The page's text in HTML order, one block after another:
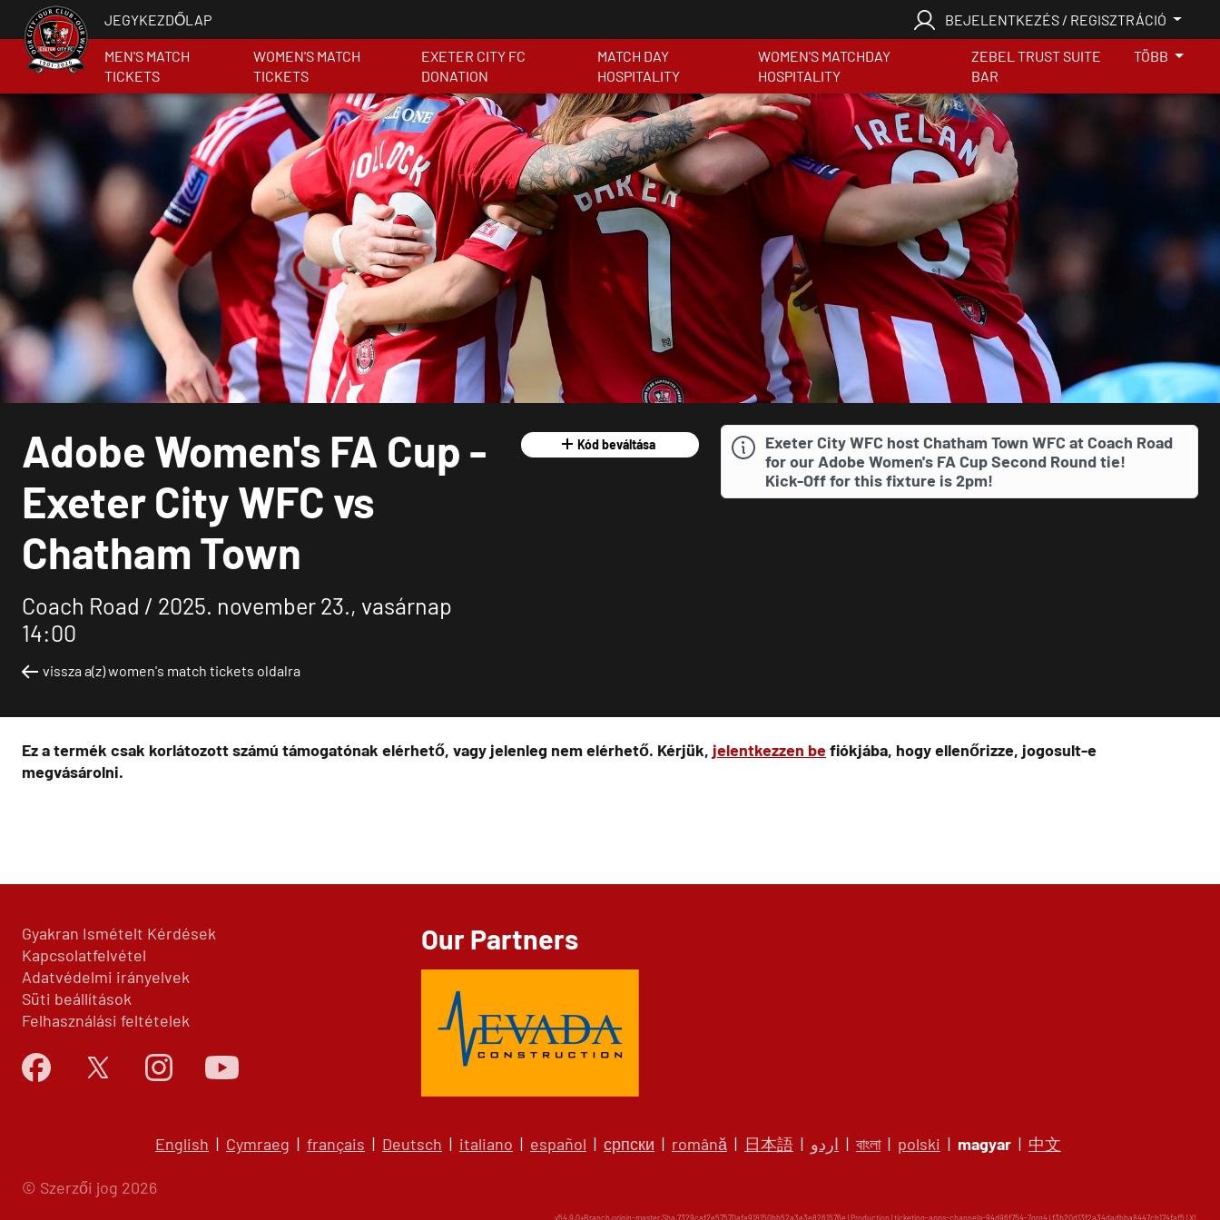
JEGYKEZDŐLAP BEJELENTKEZÉS / REGISZTRÁCIÓ
MEN'S MATCH
TICKETS
WOMEN'S MATCH
TICKETS
EXETER CITY FC
DONATION
MATCH DAY
HOSPITALITY
WOMEN'S MATCHDAY
HOSPITALITY
ZEBEL TRUST SUITE
BAR
TÖBB
Adobe Women's FA Cup -
Exeter City WFC vs
Chatham Town
Coach Road / 2025. november 23., vasárnap
14:00
vissza a(z) women's match tickets oldalra
Kód beváltása
Exeter City WFC host Chatham Town WFC at Coach Road
for our Adobe Women's FA Cup Second Round tie!
Kick-Off for this fixture is 2pm!
Ez a termék csak korlátozott számú támogatónak elérhető, vagy jelenleg nem elérhető. Kérjük, jelentkezzen befiókjába, hogy ellenőrizze, jogosult-e
megvásárolni.
Gyakran Ismételt Kérdések
Kapcsolatfelvétel
Adatvédelmi irányelvek
Süti beállítások
Felhasználási feltételek
Our Partners
English | Cymraeg | français | Deutsch | italiano | español | српски | română | 日本語 | اردو | বাংলা| polski | magyar | 中文
© Szerzői jog 2026
v54.9.0+Branch.origin-master.Sha.7329caf2e57570afa918150bb52a3e3e8261576e | Production | ticketing-apps-channels-94d96f754-7qrq4 | f3b20d13f2a34dadbba8447cb174faf5 |XL